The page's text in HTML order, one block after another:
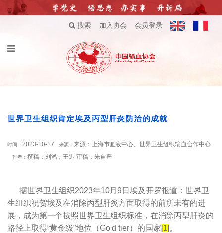
搜索 加入协会 会员登录
世界卫生组织肯定埃及丙型肝炎防治的成就
时间： 2023-10-17 来源： 来源：上海市血液中心、世界卫生组织输血合作中心
作者： 撰稿：刘鸿，王迅 审稿：朱自严
据世界卫生组织2023年10月9日埃及开罗报道：世界卫
生组织祝贺埃及在消除丙型肝炎方面取得的前所未有的进
展，成为第一个按照世界卫生组织标准，在消除丙型肝炎的
路径上取得“黄金级”地位（Gold tier）的国家[1] 。